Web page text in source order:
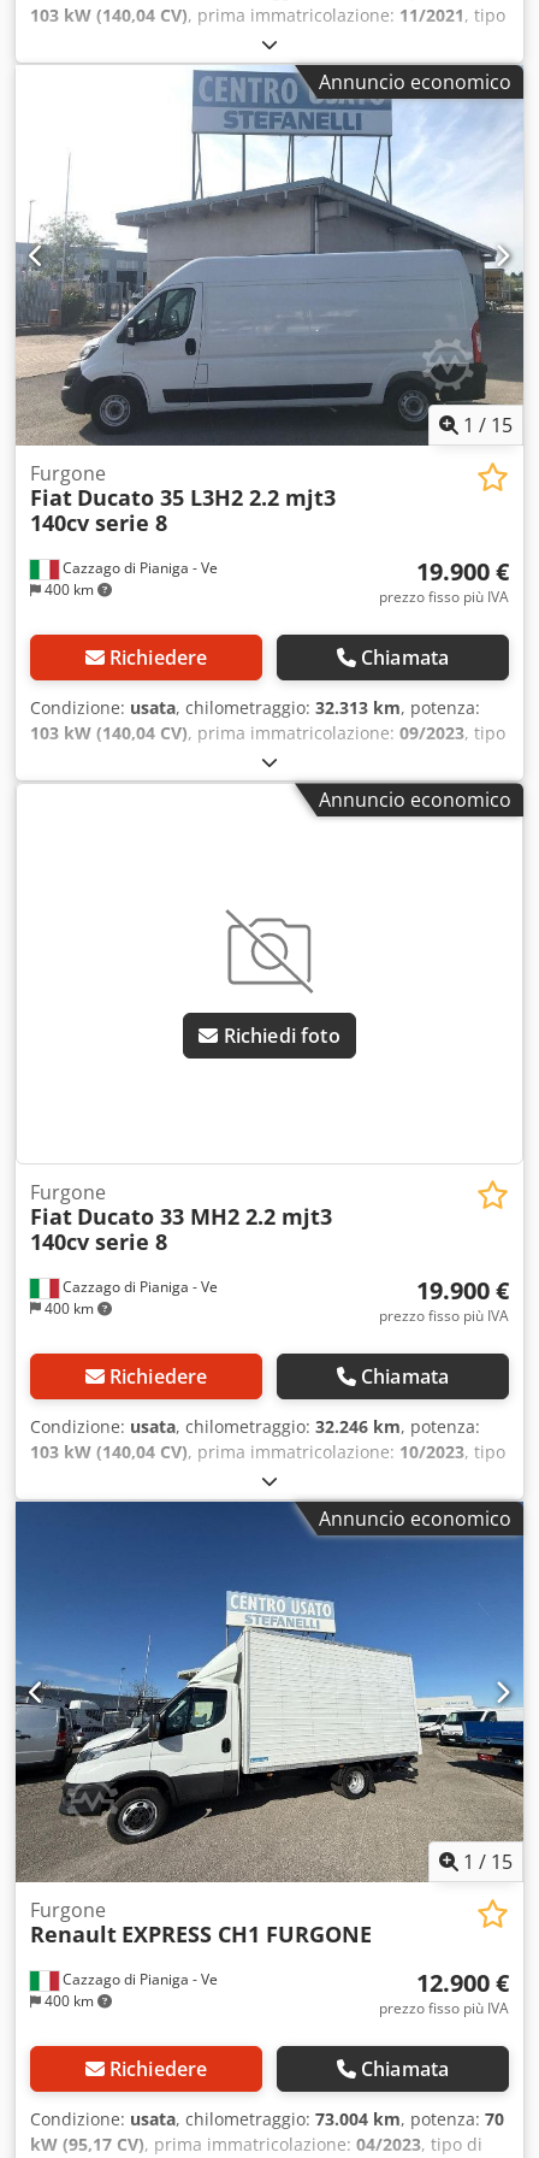
103 kW (140,04 CV), prima immatricolazione: 11/2021, tipo
, peso complessivo:
bianco, tipo di ingranaggio:meccanico, Peso totale
ammissibile: 3300kg Csdpfszq Hy Aex AfhjrfAnnuncio economico
1 / 15
Cazzago di Pianiga - Ve
400 km
Furgone
Fiat Ducato 35 L3H2 2.2 mjt3
140cv serie 8
19.900 €
prezzo fisso più IVA
Richiedere Chiamata
Condizione: usata, chilometraggio: 32.313 km, potenza:
103 kW (140,04 CV), prima immatricolazione: 09/2023, tipo
, peso complessivo:
bianco, tipo di ingranaggio:meccanico, Peso totale
ammissibile: 3500kg Cedpezq Hx Eefx AfherfAnnuncio economico
Richiedi foto
Cazzago di Pianiga - Ve
400 km
Furgone
Fiat Ducato 33 MH2 2.2 mjt3
140cv serie 8
19.900 €
prezzo fisso più IVA
Richiedere Chiamata
Condizione: usata, chilometraggio: 32.246 km, potenza:
103 kW (140,04 CV), prima immatricolazione: 10/2023, tipo
, peso complessivo:
bianco, tipo di ingranaggio:meccanico, Peso totale
ammissibile: 3300kg Crsdpszq Hx Sjfx AfhefAnnuncio economico
1 / 15
Cazzago di Pianiga - Ve
400 km
Furgone
Renault EXPRESS CH1 FURGONE
12.900 €
prezzo fisso più IVA
Richiedere Chiamata
Condizione: usata, chilometraggio: 73.004 km, potenza: 70
kW (95,17 CV), prima immatricolazione: 04/2023, tipo di